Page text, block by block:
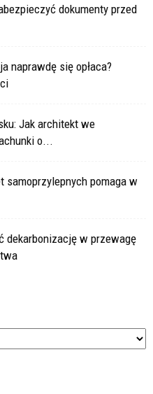
dokumenty przed
naprawdę się opłaca?
Jak architekt we
o...
samoprzylepnych pomaga w
dekarbonizację w przewagę